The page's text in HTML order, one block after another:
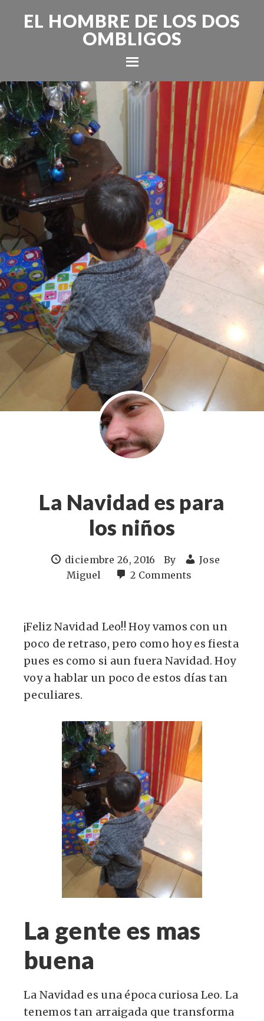
EL HOMBRE DE LOS DOS
OMBLIGOS
La Navidad es para
los niños
diciembre 26, 2016 By
Jose
Miguel
2 Comments
¡Feliz Navidad Leo!! Hoy vamos con un
poco de retraso, pero como hoy es fiesta
pues es como si aun fuera Navidad. Hoy
voy a hablar un poco de estos días tan
peculiares.
La gente es mas
buena
La Navidad es una época curiosa Leo. La
tenemos tan arraigada que transforma